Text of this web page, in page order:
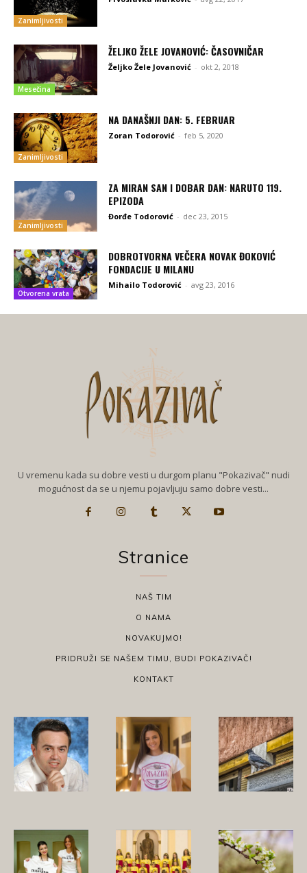
Zanimljivosti
Mesečina
ŽELJKO ŽELE JOVANOVIĆ: ČASOVNIČAR
Željko Žele Jovanović - okt 2, 2018
Zanimljivosti
NA DANAŠNJI DAN: 5. FEBRUAR
Zoran Todorović - feb 5, 2020
Zanimljivosti
ZA MIRAN SAN I DOBAR DAN: NARUTO 119.
EPIZODA
Đorđe Todorović - dec 23, 2015
Otvorena vrata
DOBROTVORNA VEČERA NOVAK ĐOKOVIĆ
FONDACIJE U MILANU
Mihailo Todorović - avg 23, 2016
U vremenu kada su dobre vesti u durgom planu "Pokazivač" nudi
mogućnost da se u njemu pojavljuju samo dobre vesti...
Stranice
NAŠ TIM
O NAMA
NOVAKUJMO!
PRIDRUŽI SE NAŠEM TIMU, BUDI POKAZIVAČ!
KONTAKT